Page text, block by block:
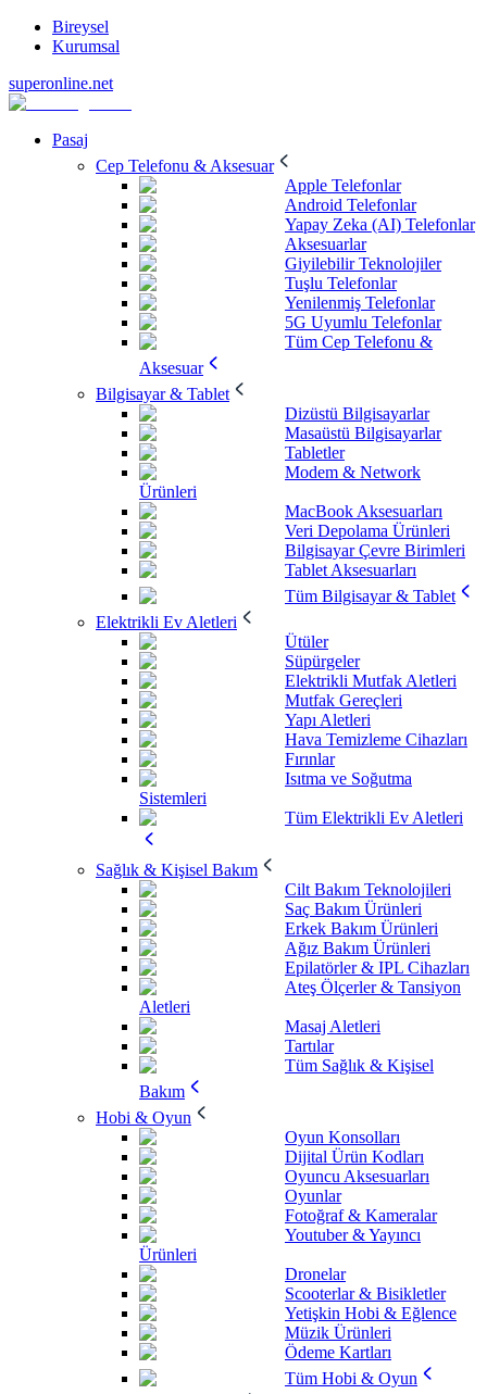
Bireysel
Kurumsal
superonline.net
Pasaj
Cep Telefonu & Aksesuar
Apple Telefonlar
Android Telefonlar
Yapay Zeka (AI) Telefonlar
Aksesuarlar
Giyilebilir Teknolojiler
Tuşlu Telefonlar
Yenilenmiş Telefonlar
5G Uyumlu Telefonlar
Tüm Cep Telefonu &
Aksesuar
Bilgisayar & Tablet
Dizüstü Bilgisayarlar
Masaüstü Bilgisayarlar
Tabletler
Modem & Network
Ürünleri
MacBook Aksesuarları
Veri Depolama Ürünleri
Bilgisayar Çevre Birimleri
Tablet Aksesuarları
Tüm Bilgisayar & Tablet
Elektrikli Ev Aletleri
Ütüler
Süpürgeler
Elektrikli Mutfak Aletleri
Mutfak Gereçleri
Yapı Aletleri
Hava Temizleme Cihazları
Fırınlar
Isıtma ve Soğutma
Sistemleri
Tüm Elektrikli Ev Aletleri
Sağlık & Kişisel Bakım
Cilt Bakım Teknolojileri
Saç Bakım Ürünleri
Erkek Bakım Ürünleri
Ağız Bakım Ürünleri
Epilatörler & IPL Cihazları
Ateş Ölçerler & Tansiyon
Aletleri
Masaj Aletleri
Tartılar
Tüm Sağlık & Kişisel
Bakım
Hobi & Oyun
Oyun Konsolları
Dijital Ürün Kodları
Oyuncu Aksesuarları
Oyunlar
Fotoğraf & Kameralar
Youtuber & Yayıncı
Ürünleri
Dronelar
Scooterlar & Bisikletler
Yetişkin Hobi & Eğlence
Müzik Ürünleri
Ödeme Kartları
Tüm Hobi & Oyun